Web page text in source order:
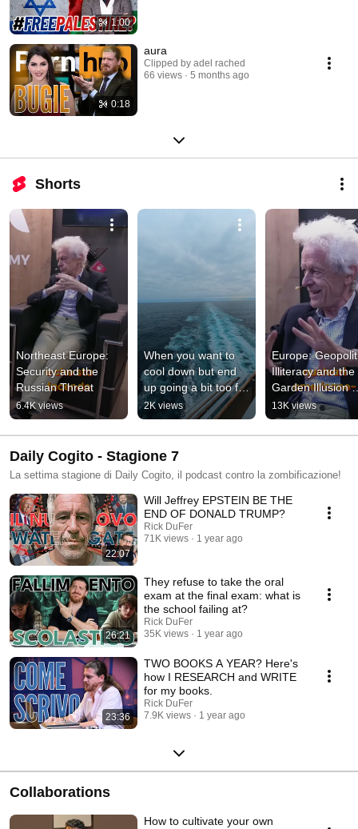
1:00
0:18
aura
Clipped by adel rached
66 views
5 months ago
Shorts
Northeast Europe:
Security and the
Russian Threat
6.4K views
When you want to
cool down but end
up going a bit too far
#rickdufer
2K views
Europe:
Illiteracy and the
Garden Illusion
#shorts
13K views
Daily Cogito - Stagione 7
La settima stagione di Daily Cogito, il podcast contro la zombificazione!
22:07
Will Jeffrey EPSTEIN BE THE
END OF DONALD TRUMP?
Rick DuFer
71K views
1 year ago
26:21
They refuse to take the oral
exam at the final exam: what is
the school failing at?
Rick DuFer
35K views
1 year ago
23:36
TWO BOOKS A YEAR? Here's
how I RESEARCH and WRITE
for my books.
Rick DuFer
7.9K views
1 year ago
Collaborations
How to cultivate your own